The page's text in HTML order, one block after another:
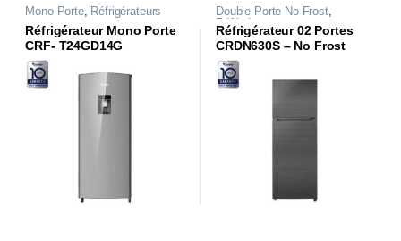
Mono Porte, Réfrigérateurs
Réfrigérateur Mono Porte
CRF- T24GD14G
Double Porte No Frost,
Réfrigérateurs
Réfrigérateur 02 Portes
CRDN630S – No Frost